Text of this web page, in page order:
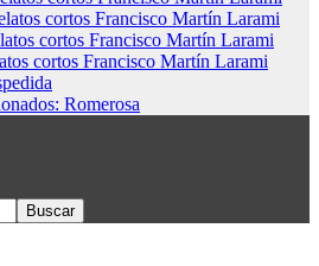
cortos Francisco Martín Larami
cortos Francisco Martín Larami
cortos Francisco Martín Larami
Romerosa